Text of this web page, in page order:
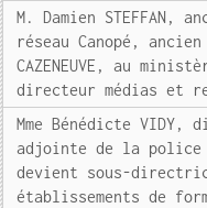
M. Damien STEFFAN,
réseau Canopé,
CAZENEUVE, au
directeur médias et
Mme Bénédicte
adjointe de la police
devient sous-
établissements de